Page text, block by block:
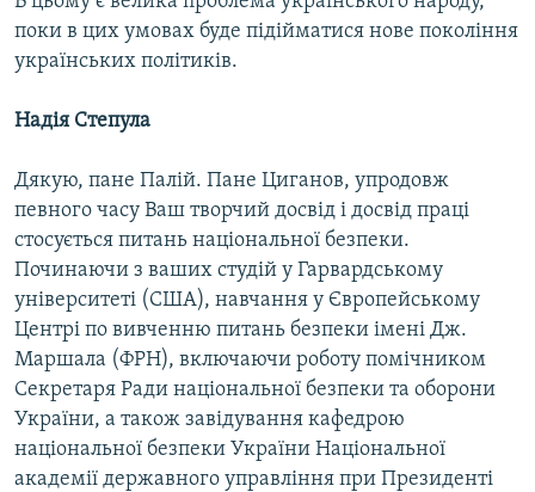
поки в цих умовах буде підійматися нове покоління
українських політиків.
Надія Степула
Дякую, пане Палій. Пане Циганов, упродовж
певного часу Ваш творчий досвід і досвід праці
стосується питань національної безпеки.
Починаючи з ваших студій у Гарвардському
університеті (США), навчання у Європейському
Центрі по вивченню питань безпеки імені Дж.
Маршала (ФРН), включаючи роботу помічником
Секретаря Ради національної безпеки та оборони
України, а також завідування кафедрою
національної безпеки України Національної
академії державного управління при Президенті